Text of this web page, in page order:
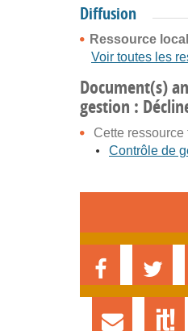
Diffusion
Ressource
Voir toutes les
Document(s)
gestion :
Cette ressource
Contrôle de